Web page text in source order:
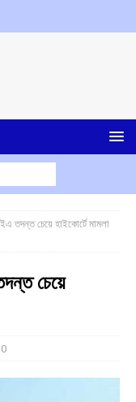
তদন্ত চেয়ে হাইকোর্টে মামলা
চেয়ে
0